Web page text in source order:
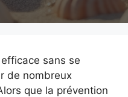
sans se
de nombreux
que la prévention